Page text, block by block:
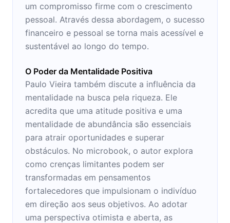
um compromisso firme com o crescimento
pessoal. Através dessa abordagem, o sucesso
financeiro e pessoal se torna mais acessível e
sustentável ao longo do tempo.
O Poder da Mentalidade Positiva
Paulo Vieira também discute a influência da
mentalidade na busca pela riqueza. Ele
acredita que uma atitude positiva e uma
mentalidade de abundância são essenciais
para atrair oportunidades e superar
obstáculos. No microbook, o autor explora
como crenças limitantes podem ser
transformadas em pensamentos
fortalecedores que impulsionam o indivíduo
em direção aos seus objetivos. Ao adotar
uma perspectiva otimista e aberta, as